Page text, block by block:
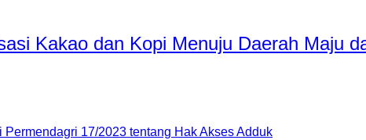
Kakao dan Kopi Menuju Daerah Maju